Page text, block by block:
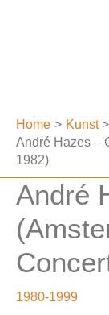
Home Kunst
André Hazes –
1982)
André
1980-1999